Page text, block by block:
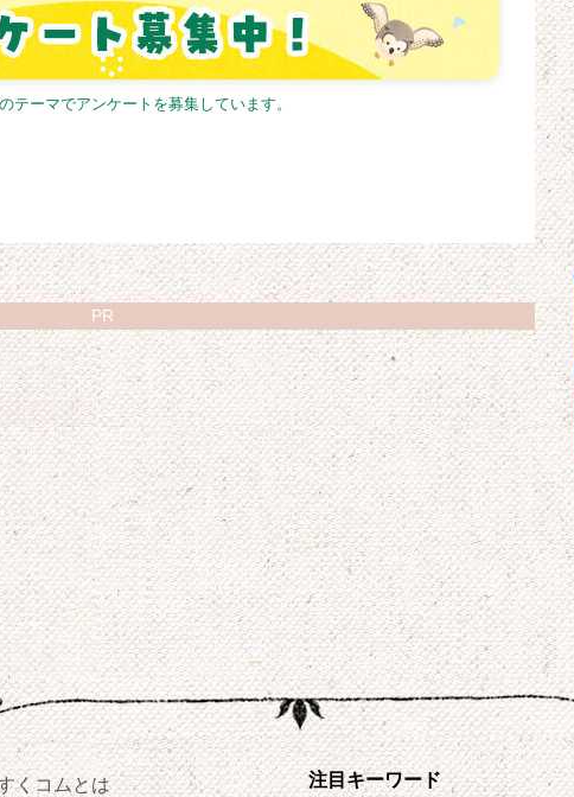
テーマでアンケートを募集しています。
PR
くコムとは 注目キーワード